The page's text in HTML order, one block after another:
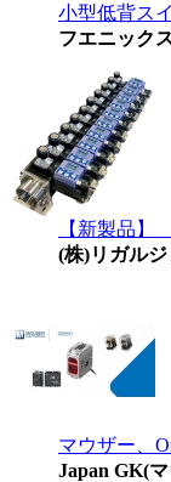
小型低背ス
フエニック
【新製品
(株)リガルジ
マウザー、
Japan GK(